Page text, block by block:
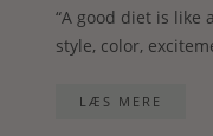
“A good diet is like
style, color,
LÆS MERE